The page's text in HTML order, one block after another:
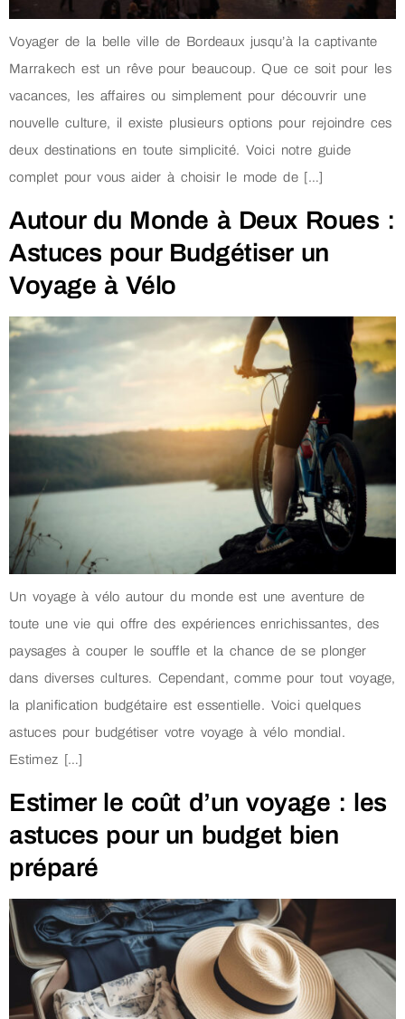
Voyager de la belle ville de Bordeaux jusqu’à la captivante
Marrakech est un rêve pour beaucoup. Que ce soit pour les
vacances, les affaires ou simplement pour découvrir une
nouvelle culture, il existe plusieurs options pour rejoindre ces
deux destinations en toute simplicité. Voici notre guide
complet pour vous aider à choisir le mode de […]
Autour du Monde à Deux Roues :
Astuces pour Budgétiser un
Voyage à Vélo
Un voyage à vélo autour du monde est une aventure de
toute une vie qui offre des expériences enrichissantes, des
paysages à couper le souffle et la chance de se plonger
dans diverses cultures. Cependant, comme pour tout voyage,
la planification budgétaire est essentielle. Voici quelques
astuces pour budgétiser votre voyage à vélo mondial.
Estimez […]
Estimer le coût d’un voyage : les
astuces pour un budget bien
préparé